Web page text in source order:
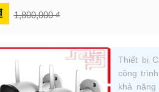
1,800,000 ₫
Thiết bị
công
khả